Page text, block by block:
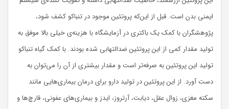
ایمنی بدن است. قبل از این‌که پروتئین موجود در تنباکو کشف شود،
پژوهشگران با کمک یک باکتری در آزمایشگاه با هزینه‌ی خیلی بالا موفق به
تولید مقدار کمی از این پروتئین ضدالتهابی شده بودند. با کمک گیاه تنباکو
تولید این پروتئین به صرفه‌تر است و مقدار بیشتری از آن را می‌توان به
دست آورد. از این پروتئین در تولید دارو برای درمان بیماری‌هایی مانند
سکته مغزی، زوال عقل، دیابت، آرتروز، ایدز و بیماری‌های عفونی، قارچ‌ها و